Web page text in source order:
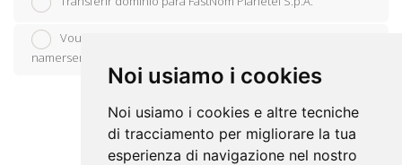
Noi usiamo i cookies
Noi usiamo i cookies e altre tecniche
di tracciamento per migliorare la tua
esperienza di navigazione nel nostro
Vou usar o meu domínio já existente e atualizar os
namerservers - DNS